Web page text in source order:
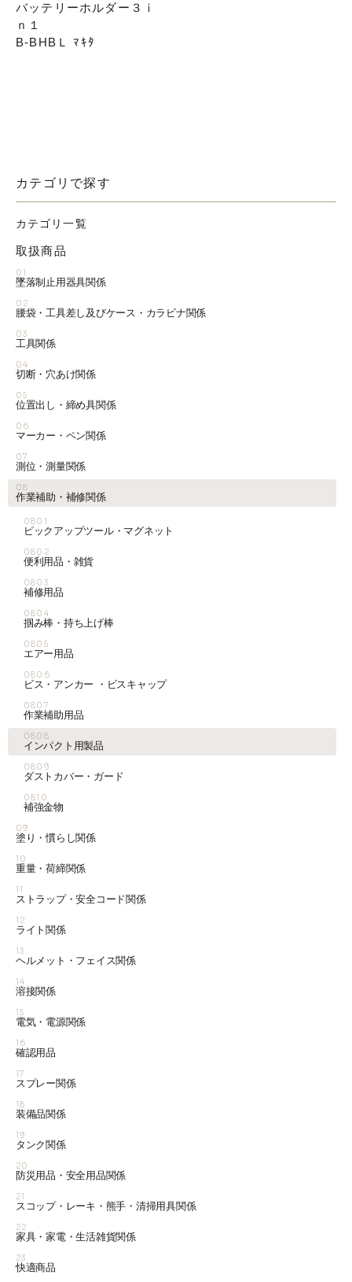
バッテリーホルダー３ｉ
ｎ１
B-BHBＬ ﾏｷﾀ
カテゴリで探す
カテゴリ一覧
取扱商品
01
墜落制止用器具関係
02
腰袋・工具差し及びケース・カラビナ関係
03
工具関係
04
切断・穴あけ関係
05
位置出し・締め具関係
06
マーカー・ペン関係
07
測位・測量関係
08
作業補助・補修関係
0801
ピックアップツール・マグネット
0802
便利用品・雑貨
0803
補修用品
0804
掴み棒・持ち上げ棒
0805
エアー用品
0806
ビス・アンカー ・ビスキャップ
0807
作業補助用品
0808
インパクト用製品
0809
ダストカバー・ガード
0810
補強金物
09
塗り・慣らし関係
10
重量・荷締関係
11
ストラップ・安全コード関係
12
ライト関係
13
ヘルメット・フェイス関係
14
溶接関係
15
電気・電源関係
16
確認用品
17
スプレー関係
18
装備品関係
19
タンク関係
20
防災用品・安全用品関係
21
スコップ・レーキ・熊手・清掃用具関係
22
家具・家電・生活雑貨関係
23
快適商品